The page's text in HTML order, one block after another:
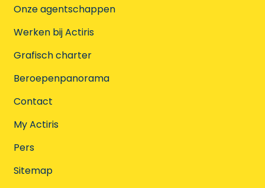
Onze agentschappen
Werken bij Actiris
Grafisch charter
Beroepenpanorama
Contact
My Actiris
Pers
Sitemap